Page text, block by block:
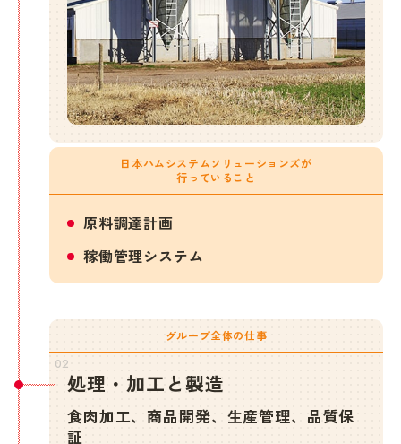
日本ハムシステムソリューションズが
行っていること
原料調達計画
稼働管理システム
グループ全体の仕事
02
処理・加工と製造
食肉加工、商品開発、生産管理、品質保
証